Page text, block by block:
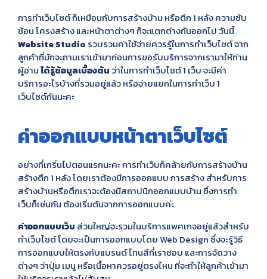
การทำเว็บไซต์ ก็เหมือนกับการสร้างบ้าน หรือตึก 1 หลัง ความซับ
ซ้อน โครงสร้าง และหน้าตาต่างๆ ก็จะแตกต่างกันออกไป วันนี้
Website Studio รวบรวมค่าใช้จ่ายควรรู้ในการทำเว็บไซต์ จาก
ลูกค้าที่มักจะถามเราเข้ามาก่อนการขอรับบริการจากเรามาให้ท่าน
ผู้อ่านได้รู้ข้อมูลเบื้องต้น ว่าในการทำเว็บไซต์ 1 เว็บ จะมีค่า
บริการอะไรบ้างที่รวมอยู่แล้ว หรือจ่ายแยกในการทำเว็บ 1
เว็บไซต์กันนะคะ
ค่าออกแบบหน้าตาเว็บไซต์
อย่างที่เกริ่นไปตอนแรกนะคะ การทำเว็บก็คล้ายกับการสร้างบ้าน
สร้างตึก 1 หลัง โดยเราต้องมีการออกแบบ การสร้าง สำหรับการ
สร้างบ้านหรือตึกเราจะต้องมีสถาปนิกออกแบบบ้าน ซึ่งการทำ
เว็บก็เช่นกัน ต้องเริ่มต้นจากการออกแบบค่ะ
ค่าออกแบบเว็บ ส่วนใหญ่จะรวมในบริการแพคเกจอยู่แล้วสำหรับ
ทำเว็บไซต์ โดยจะเป็นการออกแบบโดย Web Design ซึ่งจะรู้วิธี
การออกแบบให้ตรงกับแบรนด์ โทนสีที่เราชอบ และการจัดวาง
ต่างๆ ว่าปุ่ม เมนู หรือเนื้อหาควรอยู่ตรงไหน ที่จะทำให้ลูกค้าเข้ามา